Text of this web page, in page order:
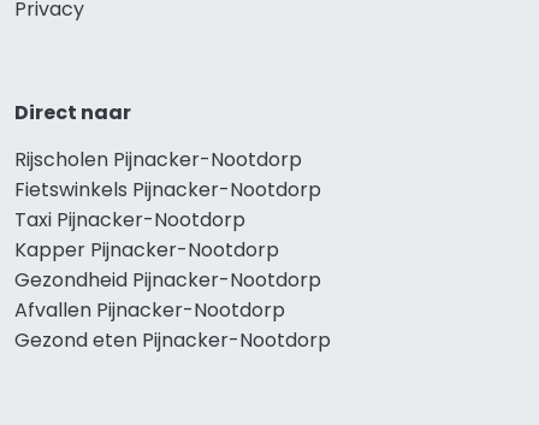
Privacy
Direct naar
Rijscholen Pijnacker-Nootdorp
Fietswinkels Pijnacker-Nootdorp
Taxi Pijnacker-Nootdorp
Kapper Pijnacker-Nootdorp
Gezondheid Pijnacker-Nootdorp
Afvallen Pijnacker-Nootdorp
Gezond eten Pijnacker-Nootdorp